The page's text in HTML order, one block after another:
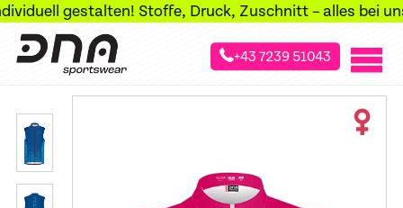
gestalten! Stoffe, Druck, Zuschnitt – alles bei uns
+43 7239 51043
»